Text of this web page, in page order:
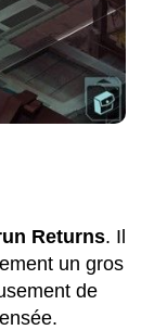
Returns. Il
un gros
de